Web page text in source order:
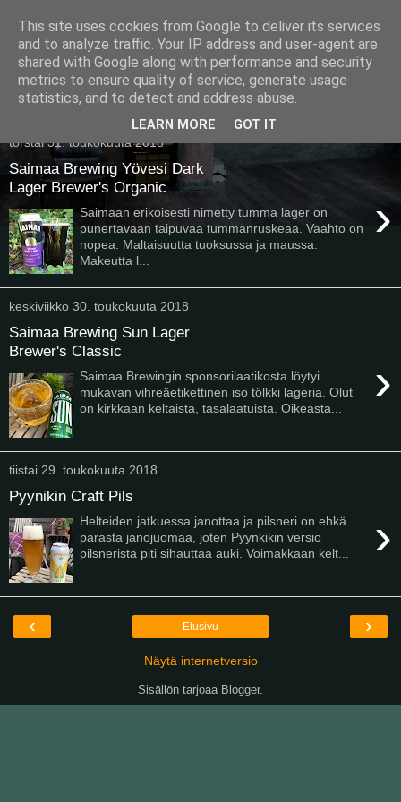
Pullollinen
torstai 31. toukokuuta 2018
Saimaa Brewing Yövesi Dark
Lager Brewer's Organic
›
Saimaan erikoisesti nimetty tumma lager on
punertavaan taipuvaa tummanruskeaa. Vaahto on
nopea. Maltaisuutta tuoksussa ja maussa.
Makeutta l...
keskiviikko 30. toukokuuta 2018
Saimaa Brewing Sun Lager
Brewer's Classic
›
Saimaa Brewingin sponsorilaatikosta löytyi
mukavan vihreäetikettinen iso tölkki lageria. Olut
on kirkkaan keltaista, tasalaatuista. Oikeasta...
tiistai 29. toukokuuta 2018
Pyynikin Craft Pils
›
Helteiden jatkuessa janottaa ja pilsneri on ehkä
parasta janojuomaa, joten Pyynkikin versio
pilsneristä piti sihauttaa auki. Voimakkaan kelt...
‹ ›
Etusivu
Näytä internetversio
Sisällön tarjoaa Blogger.
This site uses cookies from Google to deliver its services
and to analyze traffic. Your IP address and user-agent are
shared with Google along with performance and security
metrics to ensure quality of service, generate usage
statistics, and to detect and address abuse.
LEARN MORE GOT IT